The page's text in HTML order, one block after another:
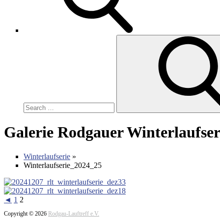
Galerie Rodgauer
Winterlaufserie »
Winterlaufserie_2024_25
◄ 1 2
Copyright © 2026 Rodgau-Lauftreff e.V.